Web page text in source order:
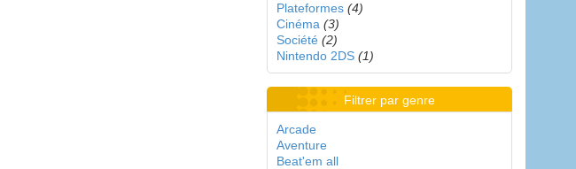
Plateformes (4)
Cinéma (3)
Société (2)
Nintendo 2DS (1)
Filtrer par genre
Arcade
Aventure
Beat'em all